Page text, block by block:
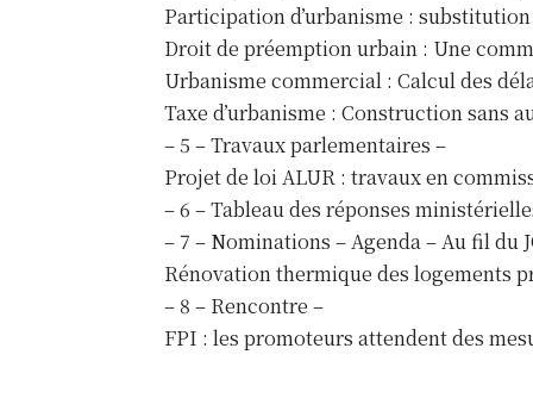
Participation d’urbanisme : substitution
Droit de préemption urbain : Une
Urbanisme commercial : Calcul des
Taxe d’urbanisme : Construction sans
– 5 – Travaux parlementaires –
Projet de loi ALUR : travaux en
– 6 – Tableau des réponses
– 7 – Nominations – Agenda – Au fil du
Rénovation thermique des logements
– 8 – Rencontre –
FPI : les promoteurs attendent des